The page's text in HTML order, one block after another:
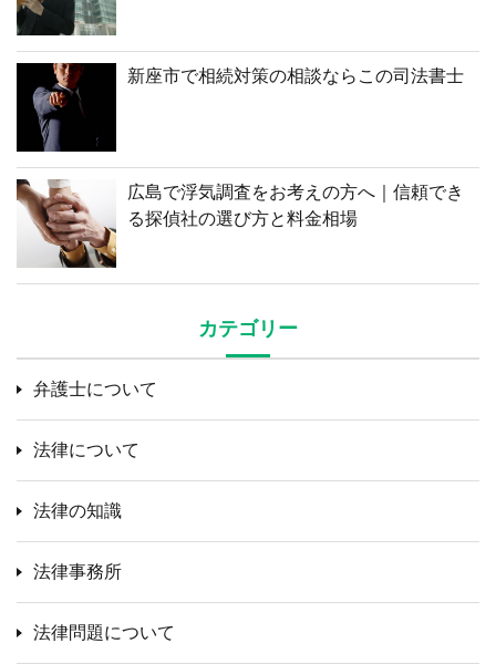
新座市で相続対策の相談ならこの司法書士
広島で浮気調査をお考えの方へ｜信頼でき
る探偵社の選び方と料金相場
カテゴリー
弁護士について
法律について
法律の知識
法律事務所
法律問題について